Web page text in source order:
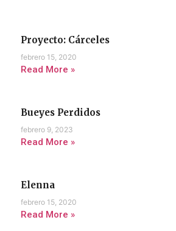
Proyecto: Cárceles
febrero 15, 2020
Read More »
Bueyes Perdidos
febrero 9, 2023
Read More »
Elenna
febrero 15, 2020
Read More »